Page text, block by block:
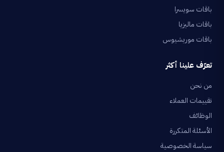
باقات سويسرا
باقات ماليزيا
باقات موريشيوس
تعرّف علينا أكثر
من نحن
تقييمات العملاء
الوظائف
الأسئلة المتكررة
سياسة الخصوصية